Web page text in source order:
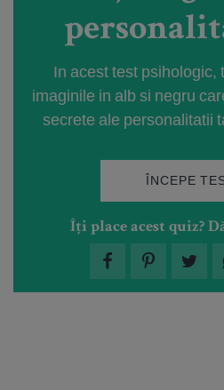
In acest test psihologic,
imaginile in alb si negru
secrete ale personalitatii
ÎNCEPE
Îți place acest quiz?